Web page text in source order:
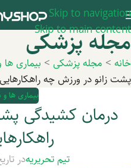
Skip to navigation
Skip to main content
مجله پزشکی
خانه > مجله پزشکی > بیماری ها
پشت زانو در ورزش چه
بیماری ها و
درمان کشیدگی
تیم تحریریهدر تاریخ 2023-